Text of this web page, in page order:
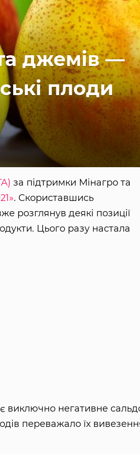
джемів —
плоди
за підтримки Мінагро та
. Скориставшись
розглянув деякі позиції
Цього разу настала
виключно негативне
переважало їх